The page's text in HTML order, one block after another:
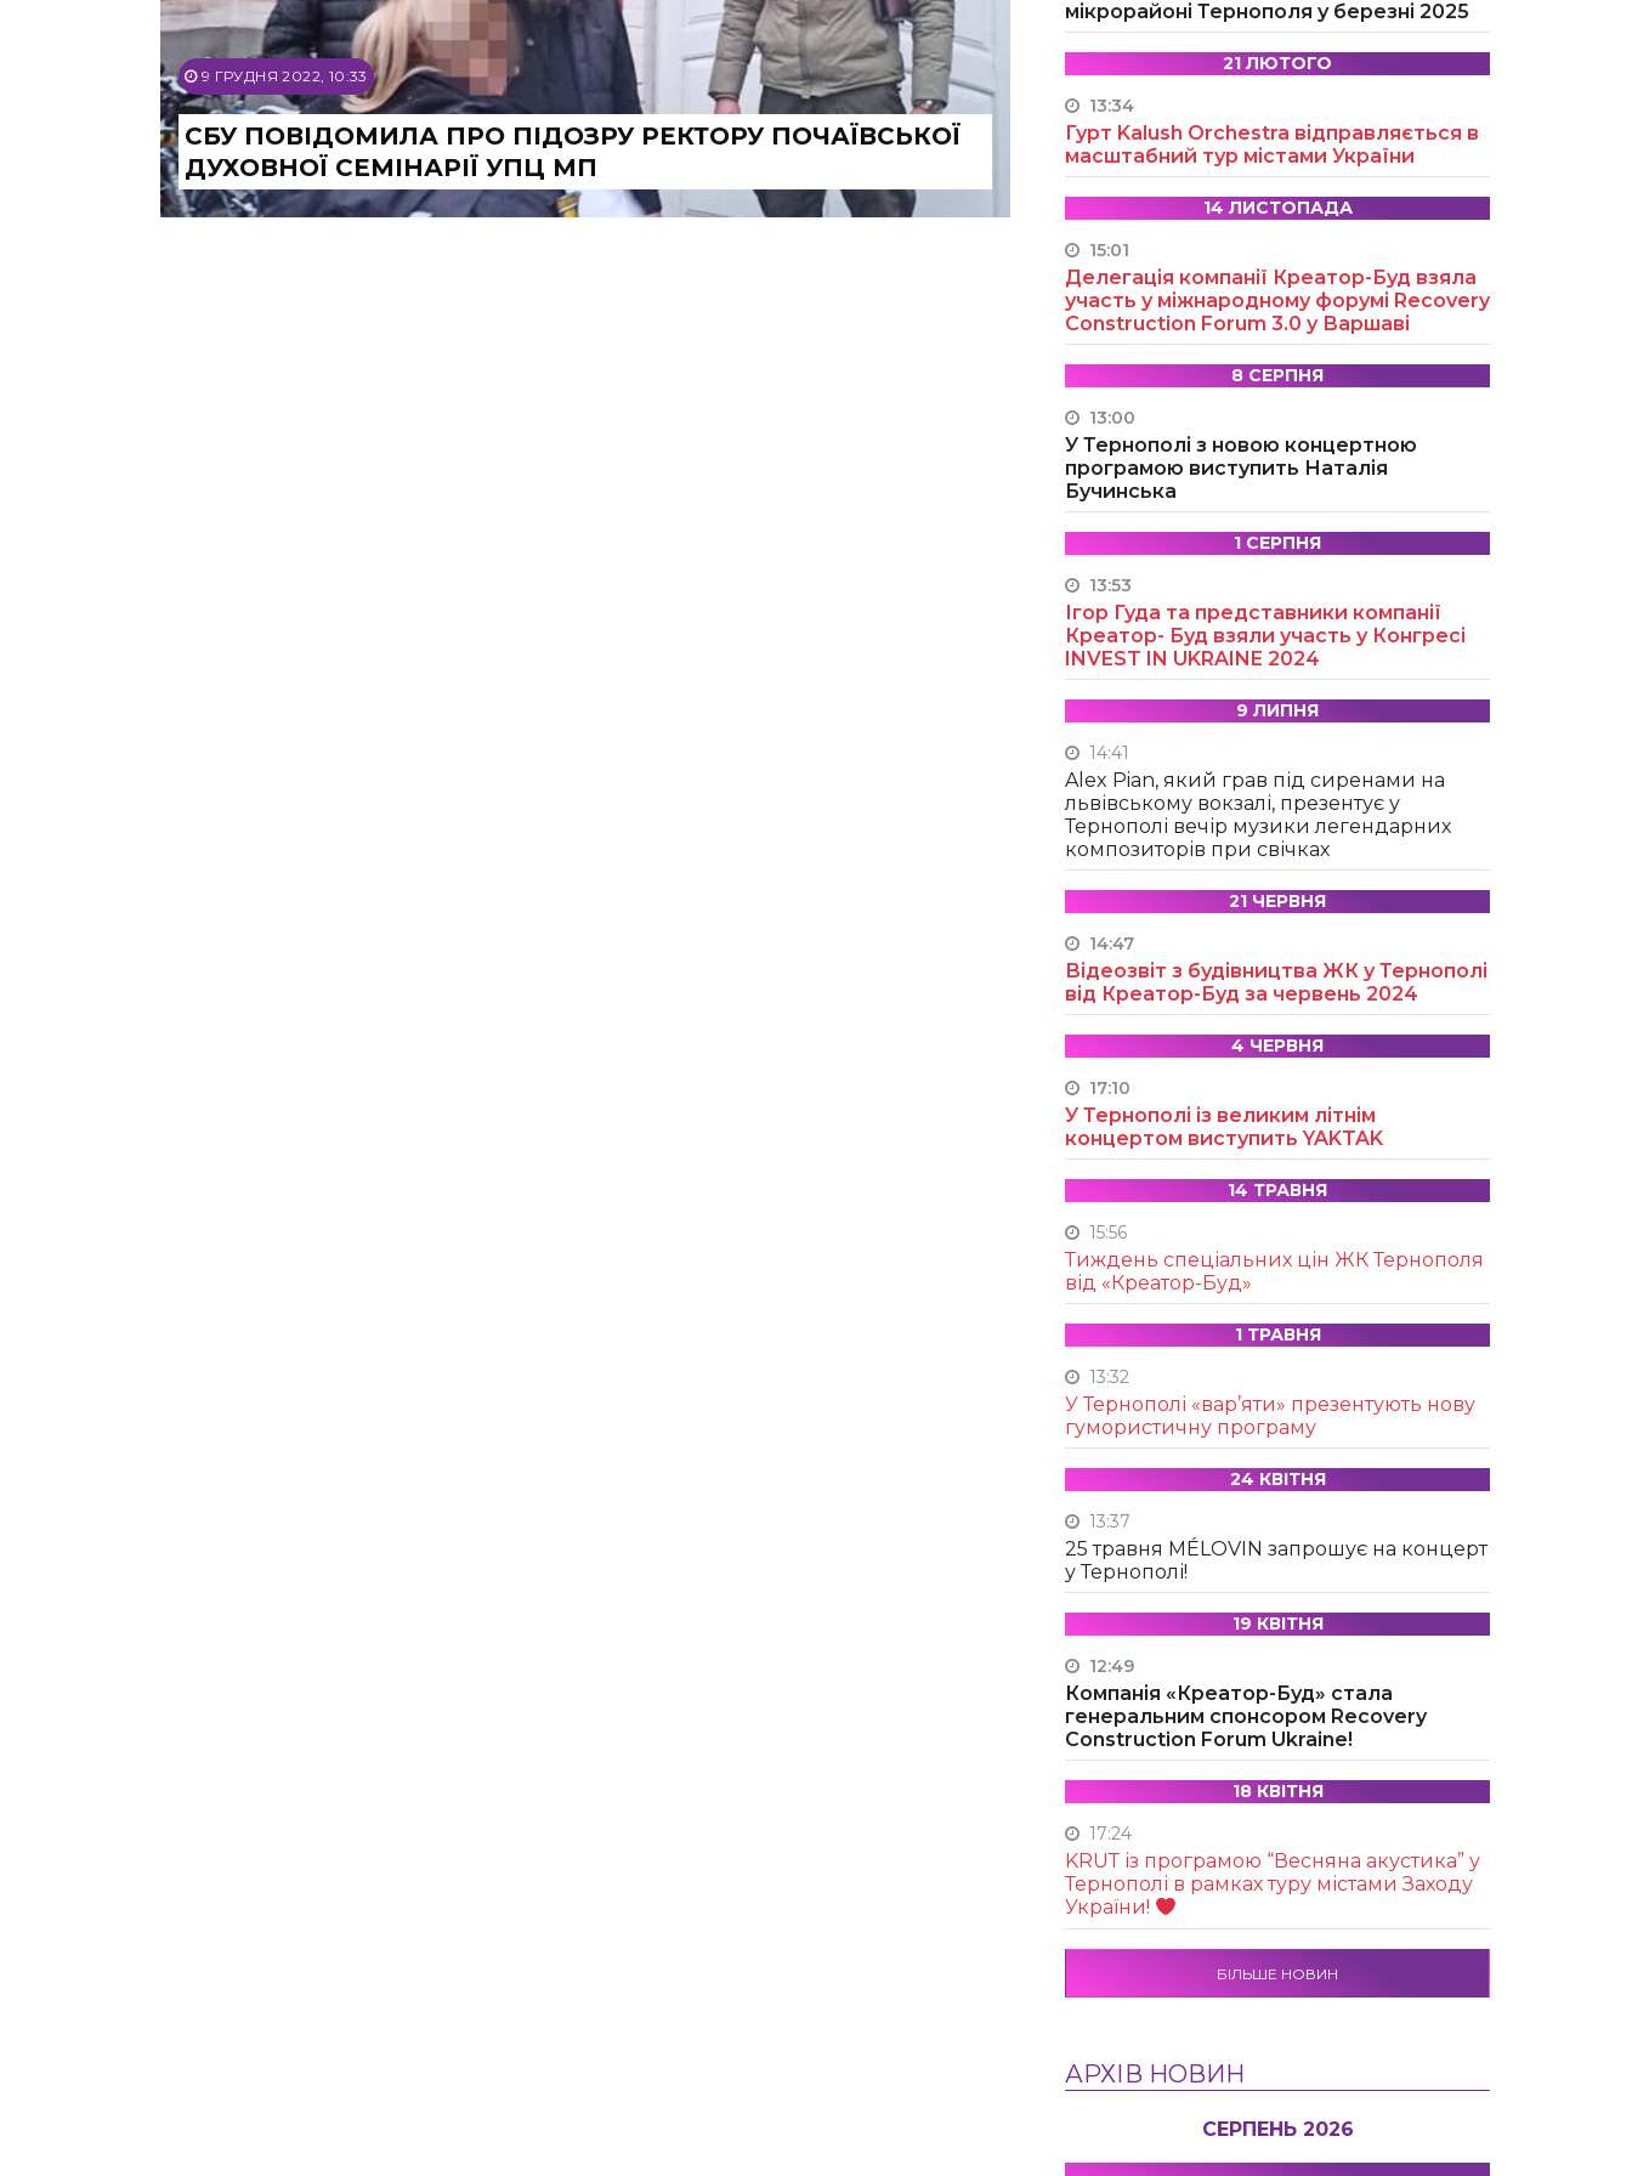
9 ГРУДНЯ 2022, 10:33
СБУ ПОВІДОМИЛА ПРО ПІДОЗРУ РЕКТОРУ ПОЧАЇВСЬКОЇ
ДУХОВНОЇ СЕМІНАРІЇ УПЦ МП
мікрорайоні Тернополя у березні 2025
21 ЛЮТОГО
13:34
Гурт Kalush Orchestra відправляється в
масштабний тур містами України
14 ЛИСТОПАДА
15:01
Делегація компанії Креатор-Буд взяла
участь у міжнародному форумі Recovery
Construction Forum 3.0 у Варшаві
8 СЕРПНЯ
13:00
У Тернополі з новою концертною
програмою виступить Наталія
Бучинська
1 СЕРПНЯ
13:53
Ігор Гуда та представники компанії
Креатор- Буд взяли участь у Конгресі
INVEST IN UKRAINE 2024
9 ЛИПНЯ
14:41
Alex Pian, який грав під сиренами на
львівському вокзалі, презентує у
Тернополі вечір музики легендарних
композиторів при свічках
21 ЧЕРВНЯ
14:47
Відеозвіт з будівництва ЖК у Тернополі
від Креатор-Буд за червень 2024
4 ЧЕРВНЯ
17:10
У Тернополі із великим літнім
концертом виступить YAKTAK
14 ТРАВНЯ
15:56
Тиждень спеціальних цін ЖК Тернополя
від «Креатор-Буд»
1 ТРАВНЯ
13:32
У Тернополі «вар’яти» презентують нову
гумористичну програму
24 КВІТНЯ
13:37
25 травня MÉLOVIN запрошує на концерт
у Тернополі!
19 КВІТНЯ
12:49
Компанія «Креатор-Буд» стала
генеральним спонсором Recovery
Construction Forum Ukraine!
18 КВІТНЯ
17:24
KRUТ із програмою “Весняна акустика” у
Тернополі в рамках туру містами Заходу
України!
БІЛЬШЕ НОВИН
АРХІВ НОВИН
СЕРПЕНЬ 2026